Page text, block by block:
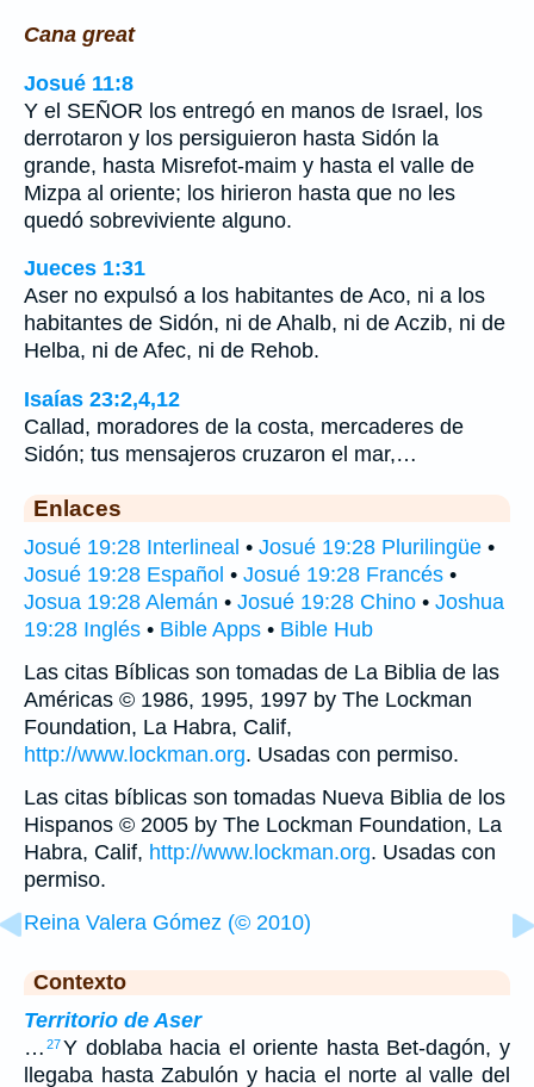
Cana great
Josué 11:8
Y el SEÑOR los entregó en manos de Israel, los
derrotaron y los persiguieron hasta Sidón la
grande, hasta Misrefot-maim y hasta el valle de
Mizpa al oriente; los hirieron hasta que no les
quedó sobreviviente alguno.
Jueces 1:31
Aser no expulsó a los habitantes de Aco, ni a los
habitantes de Sidón, ni de Ahalb, ni de Aczib, ni de
Helba, ni de Afec, ni de Rehob.
Isaías 23:2,4,12
Callad, moradores de la costa, mercaderes de
Sidón; tus mensajeros cruzaron el mar,…
Enlaces
Josué 19:28 Interlineal • Josué 19:28 Plurilingüe •
Josué 19:28 Español • Josué 19:28 Francés •
Josua 19:28 Alemán • Josué 19:28 Chino • Joshua
19:28 Inglés • Bible Apps • Bible Hub
Las citas Bíblicas son tomadas de La Biblia de las
Américas © 1986, 1995, 1997 by The Lockman
Foundation, La Habra, Calif,
http://www.lockman.org. Usadas con permiso.
Las citas bíblicas son tomadas Nueva Biblia de los
Hispanos © 2005 by The Lockman Foundation, La
Habra, Calif, http://www.lockman.org. Usadas con
permiso.
Reina Valera Gómez (© 2010)
Contexto
Territorio de Aser
… 27Y doblaba hacia el oriente hasta Bet-dagón, y
llegaba hasta Zabulón y hacia el norte al valle del